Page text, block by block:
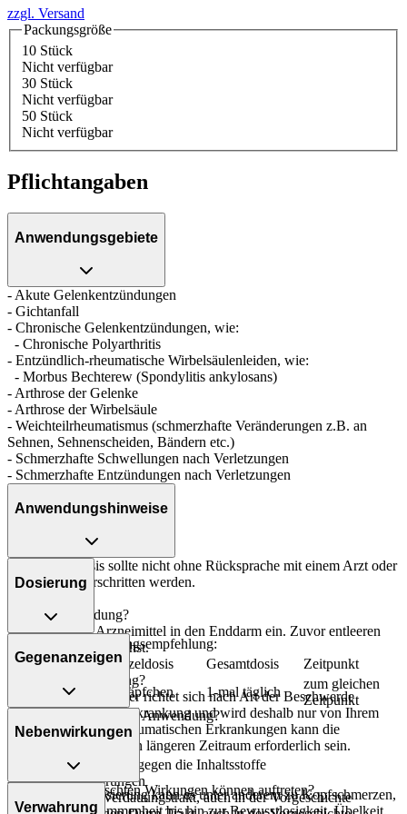
zzgl. Versand
Packungsgröße
10 Stück
Nicht verfügbar
30 Stück
Nicht verfügbar
50 Stück
Nicht verfügbar
Pflichtangaben
Anwendungsgebiete
- Akute Gelenkentzündungen
- Gichtanfall
- Chronische Gelenkentzündungen, wie:
- Chronische Polyarthritis
- Entzündlich-rheumatische Wirbelsäulenleiden, wie:
- Morbus Bechterew (Spondylitis ankylosans)
- Arthrose der Gelenke
- Arthrose der Wirbelsäule
- Weichteilrheumatismus (schmerzhafte Veränderungen z.B. an
Sehnen, Sehnenscheiden, Bändern etc.)
- Schmerzhafte Schwellungen nach Verletzungen
- Schmerzhafte Entzündungen nach Verletzungen
Anwendungshinweise
Die Gesamtdosis sollte nicht ohne Rücksprache mit einem Arzt oder
Apotheker überschritten werden.
Art der Anwendung?
Führen Sie das Arzneimittel in den Enddarm ein. Zuvor entleeren
Sie den Darm möglichst.
Dauer der Anwendung?
Die Anwendungsdauer richtet sich nach Art der Beschwerde
und/oder Dauer der Erkrankung und wird deshalb nur von Ihrem
Arzt bestimmt. Bei rheumatischen Erkrankungen kann die
Anwendung über einen längeren Zeitraum erforderlich sein.
Überdosierung?
Bei einer Überdosierung kann es unter anderem zu Kopfschmerzen,
Dosierung
Allgemeine Dosierungsempfehlung:
Personenkreis
Einzeldosis Gesamtdosis
Zeitpunkt
Erwachsene
1 Zäpfchen 1-mal täglich
zum gleichen
Zeitpunkt
Gegenanzeigen
Was spricht gegen eine Anwendung?
- Überempfindlichkeit gegen die Inhaltsstoffe
- Blutbildungsstörungen
- Geschwüre im Verdauungstrakt, auch in der Vorgeschichte
Nebenwirkungen
Welche unerwünschten Wirkungen können auftreten?
Verwahrung